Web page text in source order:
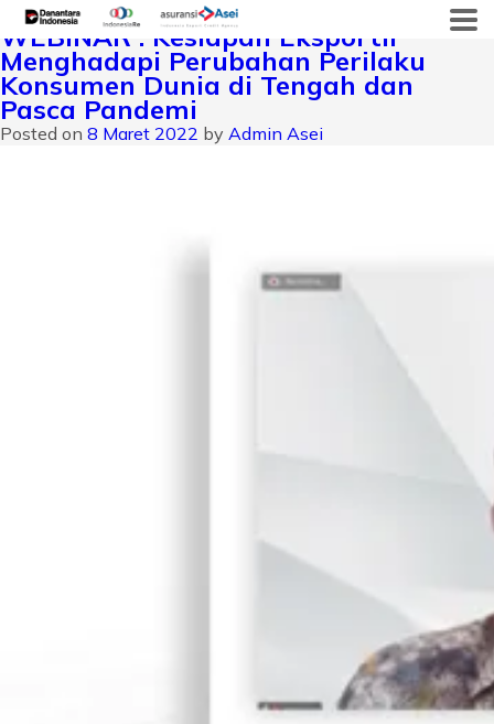
Skip
to
content
Bulan:Maret 2022
WEBINAR : Kesiapan Eksportir
Menghadapi Perubahan Perilaku
Konsumen Dunia di Tengah dan
Pasca Pandemi
Posted on 8 Maret 2022 by Admin Asei